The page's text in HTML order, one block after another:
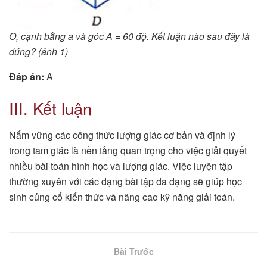
O, cạnh bằng a và góc A = 60 độ. Kết luận nào sau đây là
đúng? (ảnh 1)
Đáp án: A
III. Kết luận
Nắm vững các công thức lượng giác cơ bản và định lý
trong tam giác là nền tảng quan trọng cho việc giải quyết
nhiều bài toán hình học và lượng giác. Việc luyện tập
thường xuyên với các dạng bài tập đa dạng sẽ giúp học
sinh củng cố kiến thức và nâng cao kỹ năng giải toán.
Bài Trước